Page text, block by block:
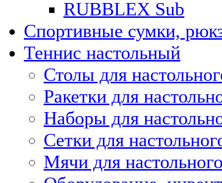
RUBBLEX Sub
Спортивные сумки,
Теннис настольный
Столы для
Ракетки для
Наборы для
Сетки для
Мячи для